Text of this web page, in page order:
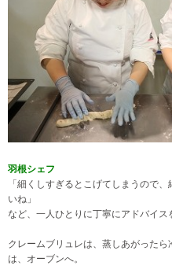
羽根シェフ
「細くしすぎるとこげてしまうので
いね」
など、一人ひとりに丁寧にアドバイス
クレームブリュレは、蒸しあがったら
は、オーブンへ。